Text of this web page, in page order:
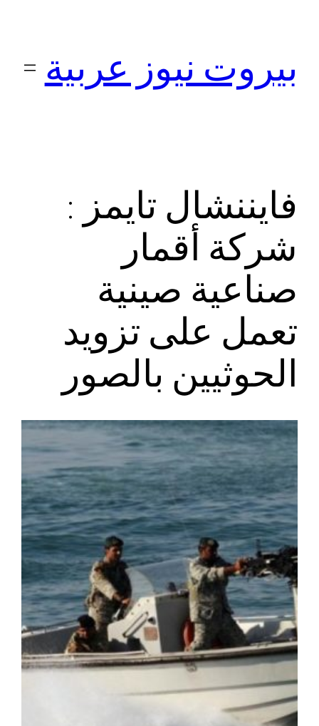
بيروت نيوز عربية
فايننشال تايمز :
شركة أقمار
صناعية صينية
تعمل على تزويد
الحوثيين بالصور